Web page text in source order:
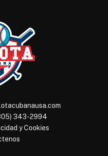
343-2994
y Cookies